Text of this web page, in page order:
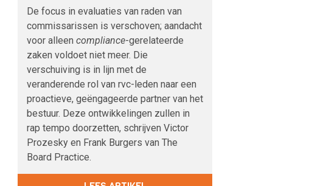
De focus in evaluaties van raden van
commissarissen is verschoven; aandacht
voor alleen compliance-gerelateerde
zaken voldoet niet meer. Die
verschuiving is in lijn met de
veranderende rol van rvc-leden naar een
proactieve, geëngageerde partner van het
bestuur. Deze ontwikkelingen zullen in
rap tempo doorzetten, schrijven Victor
Prozesky en Frank Burgers van The
Board Practice.